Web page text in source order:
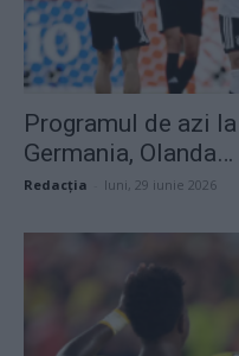
Programul de azi
Germania, Olanda…
Redacţia luni, 29 iunie 2026